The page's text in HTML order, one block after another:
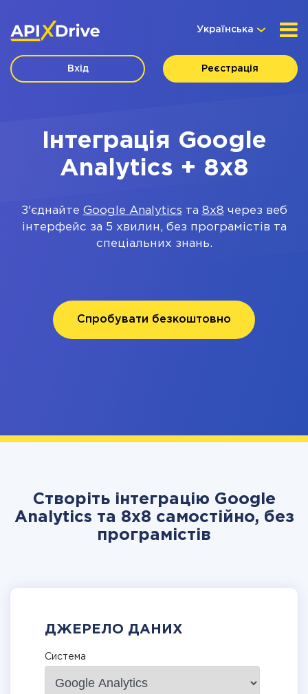
Українська
Вхід Реєстрація
Інтеграція Google
Analytics + 8x8
З'єднайте Google Analytics та 8x8 через веб
інтерфейс за 5 хвилин, без програмістів та
спеціальних знань.
Спробувати безкоштовно
Створіть інтеграцію Google
Analytics та 8x8 самостійно, без
програмістів
ДЖЕРЕЛО ДАНИХ
Система